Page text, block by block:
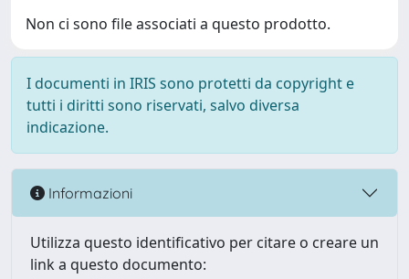
Non ci sono file associati a questo prodotto.
I documenti in IRIS sono protetti da copyright e
tutti i diritti sono riservati, salvo diversa
indicazione.
Informazioni
Utilizza questo identificativo per citare o creare un
link a questo documento: